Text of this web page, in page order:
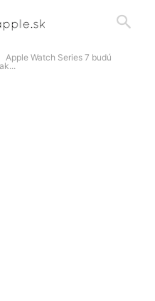
Apple Watch Series 7 budú